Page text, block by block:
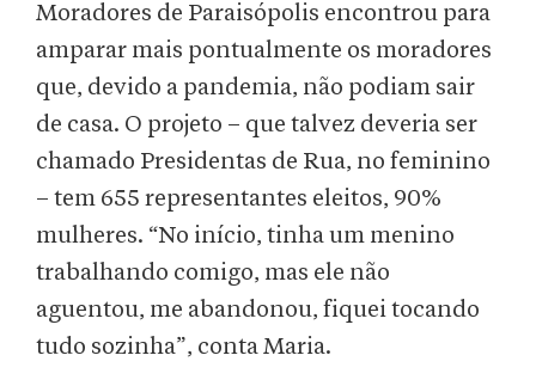
Moradores de Paraisópolis encontrou para
amparar mais pontualmente os moradores
que, devido a pandemia, não podiam sair
de casa. O projeto – que talvez deveria ser
chamado Presidentas de Rua, no feminino
– tem 655 representantes eleitos, 90%
mulheres. “No início, tinha um menino
trabalhando comigo, mas ele não
aguentou, me abandonou, fiquei tocando
tudo sozinha”, conta Maria.